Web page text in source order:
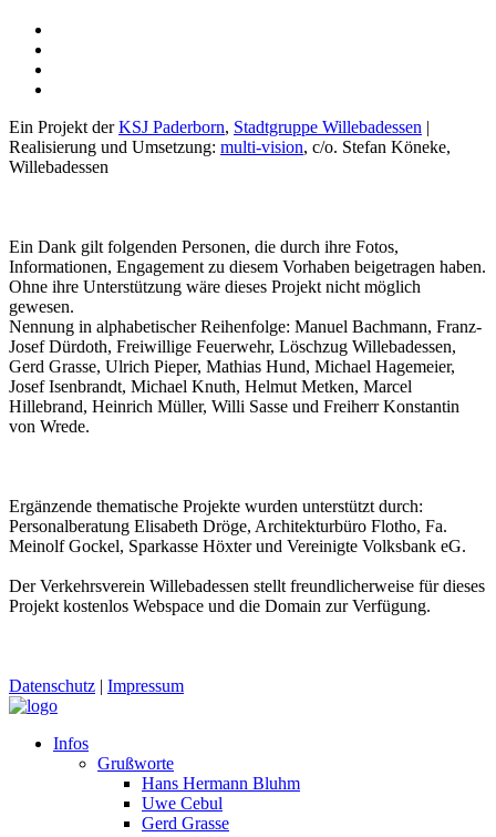
Ein Projekt derKSJ Paderborn, Stadtgruppe Willebadessen |
Realisierung und Umsetzung: multi-vision, c/o. Stefan Köneke,
Willebadessen
Ein Dank gilt folgenden Personen, die durch ihre Fotos,
Informationen, Engagement zu diesem Vorhaben beigetragen haben.
Ohne ihre Unterstützung wäre dieses Projekt nicht möglich
gewesen.
Nennung in alphabetischer Reihenfolge: Manuel Bachmann, Franz-
Josef Dürdoth, Freiwillige Feuerwehr, Löschzug Willebadessen,
Gerd Grasse, Ulrich Pieper, Mathias Hund, Michael Hagemeier,
Josef Isenbrandt, Michael Knuth, Helmut Metken, Marcel
Hillebrand, Heinrich Müller, Willi Sasse und Freiherr Konstantin
von Wrede.
Ergänzende thematische Projekte wurden unterstützt durch:
Personalberatung Elisabeth Dröge, Architekturbüro Flotho, Fa.
Meinolf Gockel, Sparkasse Höxter und Vereinigte Volksbank eG.
Der Verkehrsverein Willebadessen stellt freundlicherweise für dieses
Projekt kostenlos Webspace und die Domain zur Verfügung.
Datenschutz | Impressum
Infos
Grußworte
Hans Hermann Bluhm
Uwe Cebul
Gerd Grasse